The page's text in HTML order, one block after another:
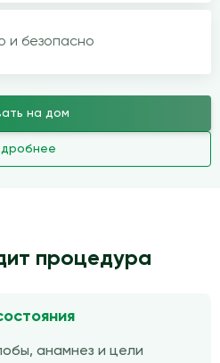
и безопасно
на дом
процедура
анамнез и цели